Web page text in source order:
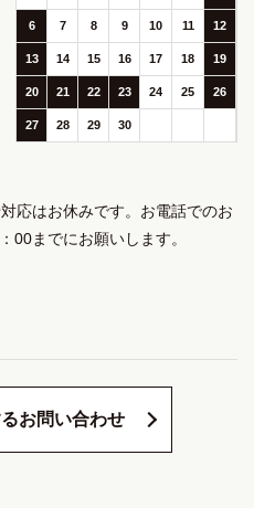
6 7 8 9 10 11 12
13 14 15 16 17 18 19
20 21 22 23 24 25 26
27 28 29 30
応はお休みです。お電話でのお
00までにお願いします。
お問い合わせ